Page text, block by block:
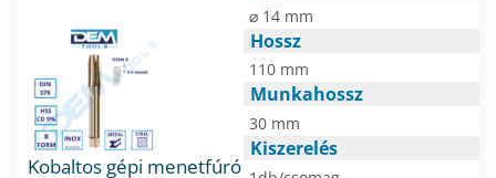
Kobaltos gépi menetfúró
⌀ 14 mm
Hossz
110 mm
Munkahossz
30 mm
Kiszerelés